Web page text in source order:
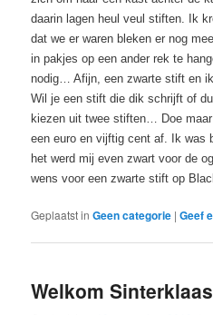
daarin lagen heul veul stiften. Ik
dat we er waren bleken er nog
in pakjes op een ander rek te
nodig… Afijn, een zwarte stift en
Wil je een stift die dik schrijft of
kiezen uit twee stiften… Doe
een euro en vijftig cent af. Ik was
het werd mij even zwart voor de
wens voor een zwarte stift op
Geplaatst in Geen categorie |Geef
Welkom